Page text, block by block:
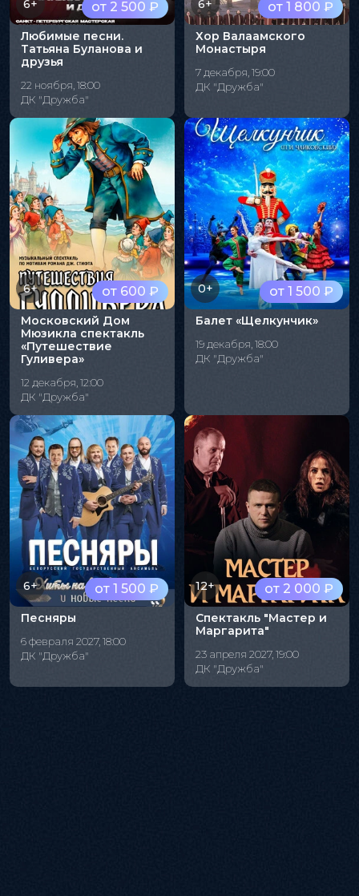
от 2 500 ₽
6+
Любимые песни.
Татьяна Буланова и
друзья
22 ноября, 18:00
ДК "Дружба"
от 1 800 ₽
6+
Хор Валаамского
Монастыря
7 декабря, 19:00
ДК "Дружба"
от 600 ₽
6+
Московский Дом
Мюзикла спектакль
«Путешествие
Гуливера»
12 декабря, 12:00
ДК "Дружба"
от 1 500 ₽
0+
Балет «Щелкунчик»
19 декабря, 18:00
ДК "Дружба"
от 1 500 ₽
6+
Песняры
6 февраля 2027, 18:00
ДК "Дружба"
от 2 000 ₽
12+
Спектакль "Мастер и
Маргарита"
23 апреля 2027, 19:00
ДК "Дружба"